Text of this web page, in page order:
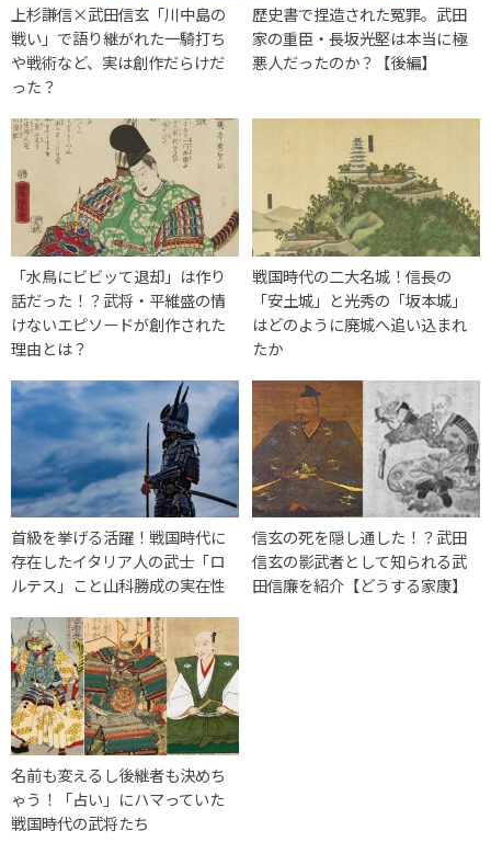
上杉謙信×武田信玄「川中島の
戦い」で語り継がれた一騎打ち
や戦術など、実は創作だらけだ
った？
歴史書で捏造された冤罪。武田
家の重臣・長坂光堅は本当に極
悪人だったのか？【後編】
「水鳥にビビッて退却」は作り
話だった！？武将・平維盛の情
けないエピソードが創作された
理由とは？
戦国時代の二大名城！信長の
「安土城」と光秀の「坂本城」
はどのように廃城へ追い込まれ
たか
首級を挙げる活躍！戦国時代に
存在したイタリア人の武士「ロ
ルテス」こと山科勝成の実在性
信玄の死を隠し通した！？武田
信玄の影武者として知られる武
田信廉を紹介【どうする家康】
名前も変えるし後継者も決めち
ゃう！「占い」にハマっていた
戦国時代の武将たち